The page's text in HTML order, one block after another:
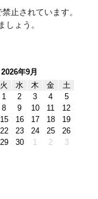
止されています。
しょう。
2026年9月
火 水 木 金
土
1 2 3 4
5
8 9 10 11
12
15 16 17 18
19
22 23 24 25
26
29 30 1 2 3